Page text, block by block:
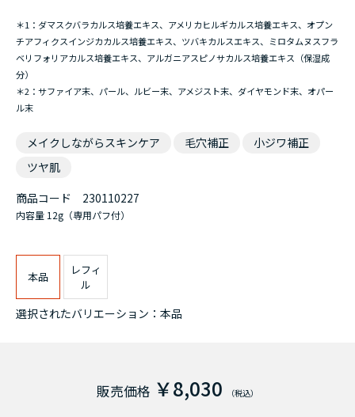
￥8,030
商品コード 230110227
内容量 12g（専用パフ付）
本品
レフィ
ル
選択されたバリエーション：本品
＊1：ダマスクバラカルス培養エキス、アメリカヒルギカルス培養エキス、オプン
チアフィクスインジカカルス培養エキス、 ツバキカルスエキス、ミロタムヌスフラ
ベリフォリアカルス培養エキス、アルガニアスピノサカルス培養エキス（保湿成
分）
＊2：サファイア末、パール、ルビー末、アメジスト末、ダイヤモンド末、オパー
ル末
メイクしながらスキンケア 毛穴補正
小ジワ補正
ツヤ肌